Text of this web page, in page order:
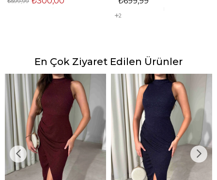
2
En Çok Ziyaret Edilen Ürünler